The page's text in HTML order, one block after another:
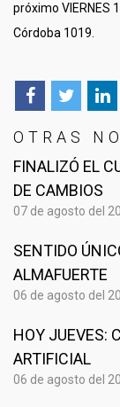
próximo VIERNES
Córdoba 1019.
OTRAS
FINALIZÓ EL
DE CAMBIOS
07 de agosto del
SENTIDO
ALMAFUERTE
06 de agosto del
HOY JUEVES:
ARTIFICIAL
06 de agosto del